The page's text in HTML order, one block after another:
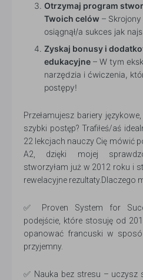
Otrzymaj program
Twoich celów –
osiągnął/a sukces jak
Zyskaj bonusy i
edukacyjne – W tym
narzędzia i ćwiczenia,
postępy!
Przełamujesz bariery
szybki postęp? Trafiłeś/aś
22 lekcjach nauczy Cię mówić
A2, dzięki mojej
stworzyłam już w 2012 roku i
rewelacyjne rezultaty.Dlaczego
✅ Proven System for
podejście, które stosuję od
opanować francuski w
przyjemny.
✅ Nauka bez stresu – uczysz